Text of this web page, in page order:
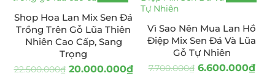
Shop Hoa Lan Mix Sen Đá
Trồng Trên Gỗ Lũa Thiên
Nhiên Cao Cấp, Sang
Trọng
22.500.000₫ 20.000.000₫
Vì Sao Nên Mua Lan Hồ
Điệp Mix Sen Đá Và Lũa
Gỗ Tự Nhiên
7.700.000₫ 6.600.000₫